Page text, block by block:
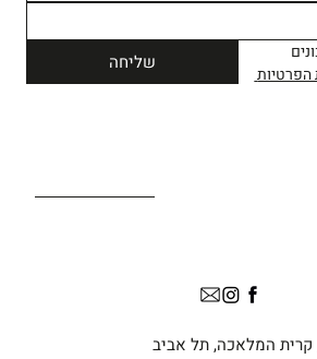
למדיניות הפרטיות
שליחה